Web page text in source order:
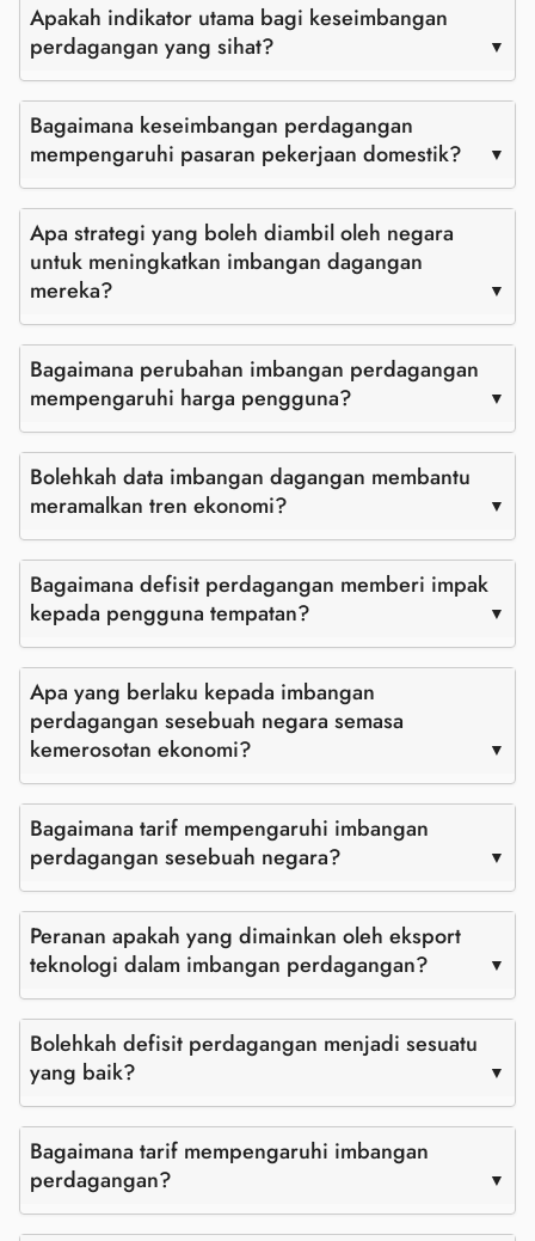
Apakah indikator utama bagi keseimbangan
perdagangan yang sihat?
Bagaimana keseimbangan perdagangan
mempengaruhi pasaran pekerjaan domestik?
Apa strategi yang boleh diambil oleh negara
untuk meningkatkan imbangan dagangan
mereka?
Bagaimana perubahan imbangan perdagangan
mempengaruhi harga pengguna?
Bolehkah data imbangan dagangan membantu
meramalkan tren ekonomi?
Bagaimana defisit perdagangan memberi impak
kepada pengguna tempatan?
Apa yang berlaku kepada imbangan
perdagangan sesebuah negara semasa
kemerosotan ekonomi?
Bagaimana tarif mempengaruhi imbangan
perdagangan sesebuah negara?
Peranan apakah yang dimainkan oleh eksport
teknologi dalam imbangan perdagangan?
Bolehkah defisit perdagangan menjadi sesuatu
yang baik?
Bagaimana tarif mempengaruhi imbangan
perdagangan?